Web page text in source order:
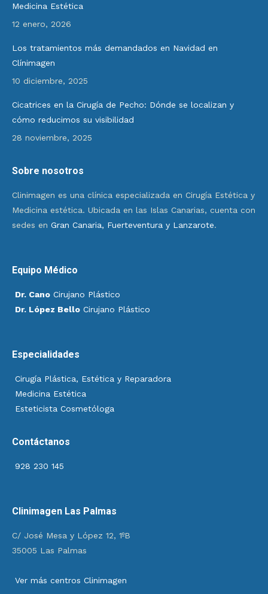
Medicina Estética
12 enero, 2026
Los tratamientos más demandados en Navidad en
Clínimagen
10 diciembre, 2025
Cicatrices en la Cirugía de Pecho: Dónde se localizan y
cómo reducimos su visibilidad
28 noviembre, 2025
Sobre nosotros
Clinimagen es una clínica especializada en Cirugía Estética y
Medicina estética. Ubicada en las Islas Canarias, cuenta con
sedes en Gran Canaria, Fuerteventura y Lanzarote.
Equipo Médico
Dr. Cano Cirujano Plástico
Dr. López Bello Cirujano Plástico
Especialidades
Cirugía Plástica, Estética y Reparadora
Medicina Estética
Esteticista Cosmetóloga
Contáctanos
928 230 145
Clinimagen Las Palmas
C/ José Mesa y López 12, 1ºB
35005 Las Palmas
Ver más centros Clinimagen